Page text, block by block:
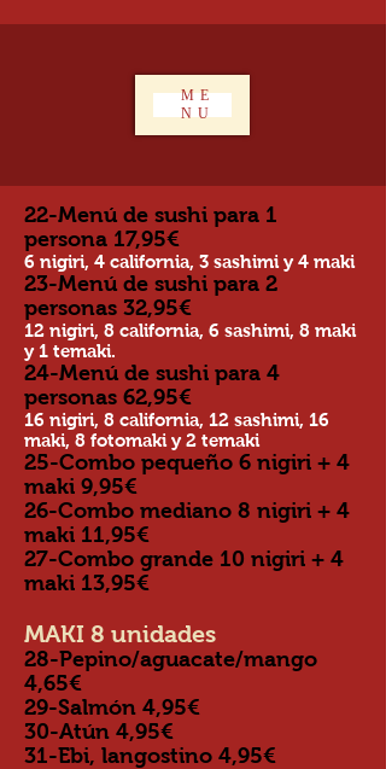
ME
NU
22-Menú de sushi para 1
persona 17,95€
6 nigiri, 4 california, 3 sashimi y 4 maki
23-Menú de sushi para 2
personas 32,95€
12 nigiri, 8 california, 6 sashimi, 8 maki
y 1 temaki.
24-Menú de sushi para 4
personas 62,95€
16 nigiri, 8 california, 12 sashimi, 16
maki, 8 fotomaki y 2 temaki
25-Combo pequeño 6 nigiri + 4
maki 9,95€
26-Combo mediano 8 nigiri + 4
maki 11,95€
27-Combo grande 10 nigiri + 4
maki 13,95€
MAKI 8 unidades
28-Pepino/aguacate/mango
4,65€
29-Salmón 4,95€
30-Atún 4,95€
31-Ebi, langostino 4,95€